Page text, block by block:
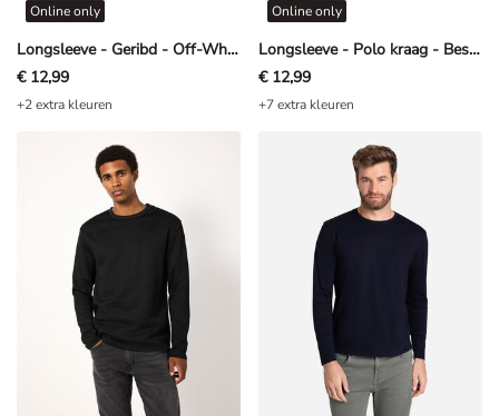
Longsleeve - Geribd - Off-White
Online only
€ 12,99
+2 extra kleuren
Longsleeve - Polo kraag - Bessenrood
Online only
€ 12,99
+7 extra kleuren